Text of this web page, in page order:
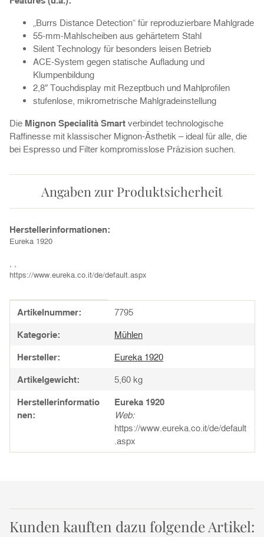
„Burrs Distance Detection“ für reproduzierbare Mahlgrade
55-mm-Mahlscheiben aus gehärtetem Stahl
Silent Technology für besonders leisen Betrieb
ACE-System gegen statische Aufladung und
Klumpenbildung
2,8″ Touchdisplay mit Rezeptbuch und Mahlprofilen
stufenlose, mikrometrische Mahlgradeinstellung
Die Mignon Specialità Smart verbindet technologische
Raffinesse mit klassischer Mignon-Ästhetik – ideal für alle, die
bei Espresso und Filter kompromisslose Präzision suchen.
Angaben zur Produktsicherheit
Herstellerinformationen:
Eureka 1920
https://www.eureka.co.it/de/default.aspx
Produkteigenschaft
Wert
Artikelnummer: 7795
Kategorie: Mühlen
Hersteller: Eureka 1920
Artikelgewicht: 5,60 kg
Herstellerinformatio
nen:
Eureka 1920
Web:
https://www.eureka.co.it/de/default
.aspx
Kunden kauften dazu folgende Artikel: